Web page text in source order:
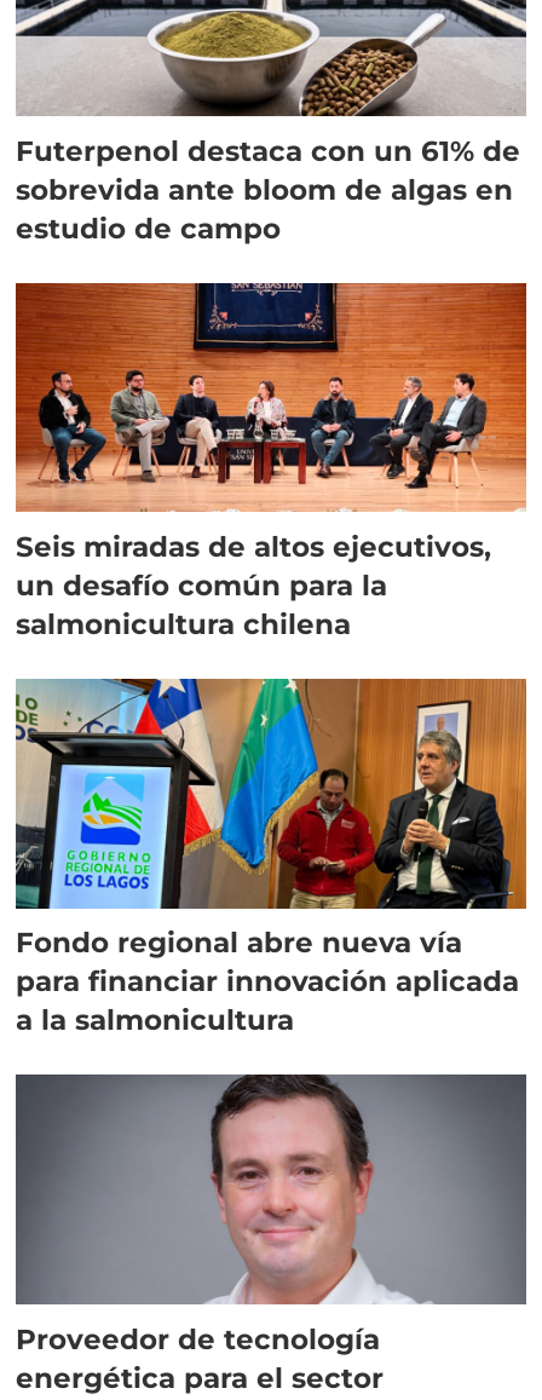
Futerpenol destaca con un 61% de
sobrevida ante bloom de algas en
estudio de campo
Seis miradas de altos ejecutivos,
un desafío común para la
salmonicultura chilena
Fondo regional abre nueva vía
para financiar innovación aplicada
a la salmonicultura
Proveedor de tecnología
energética para el sector